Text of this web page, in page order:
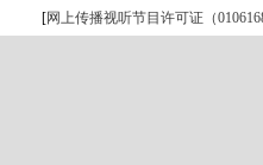
[网上传播视听节目许可证（